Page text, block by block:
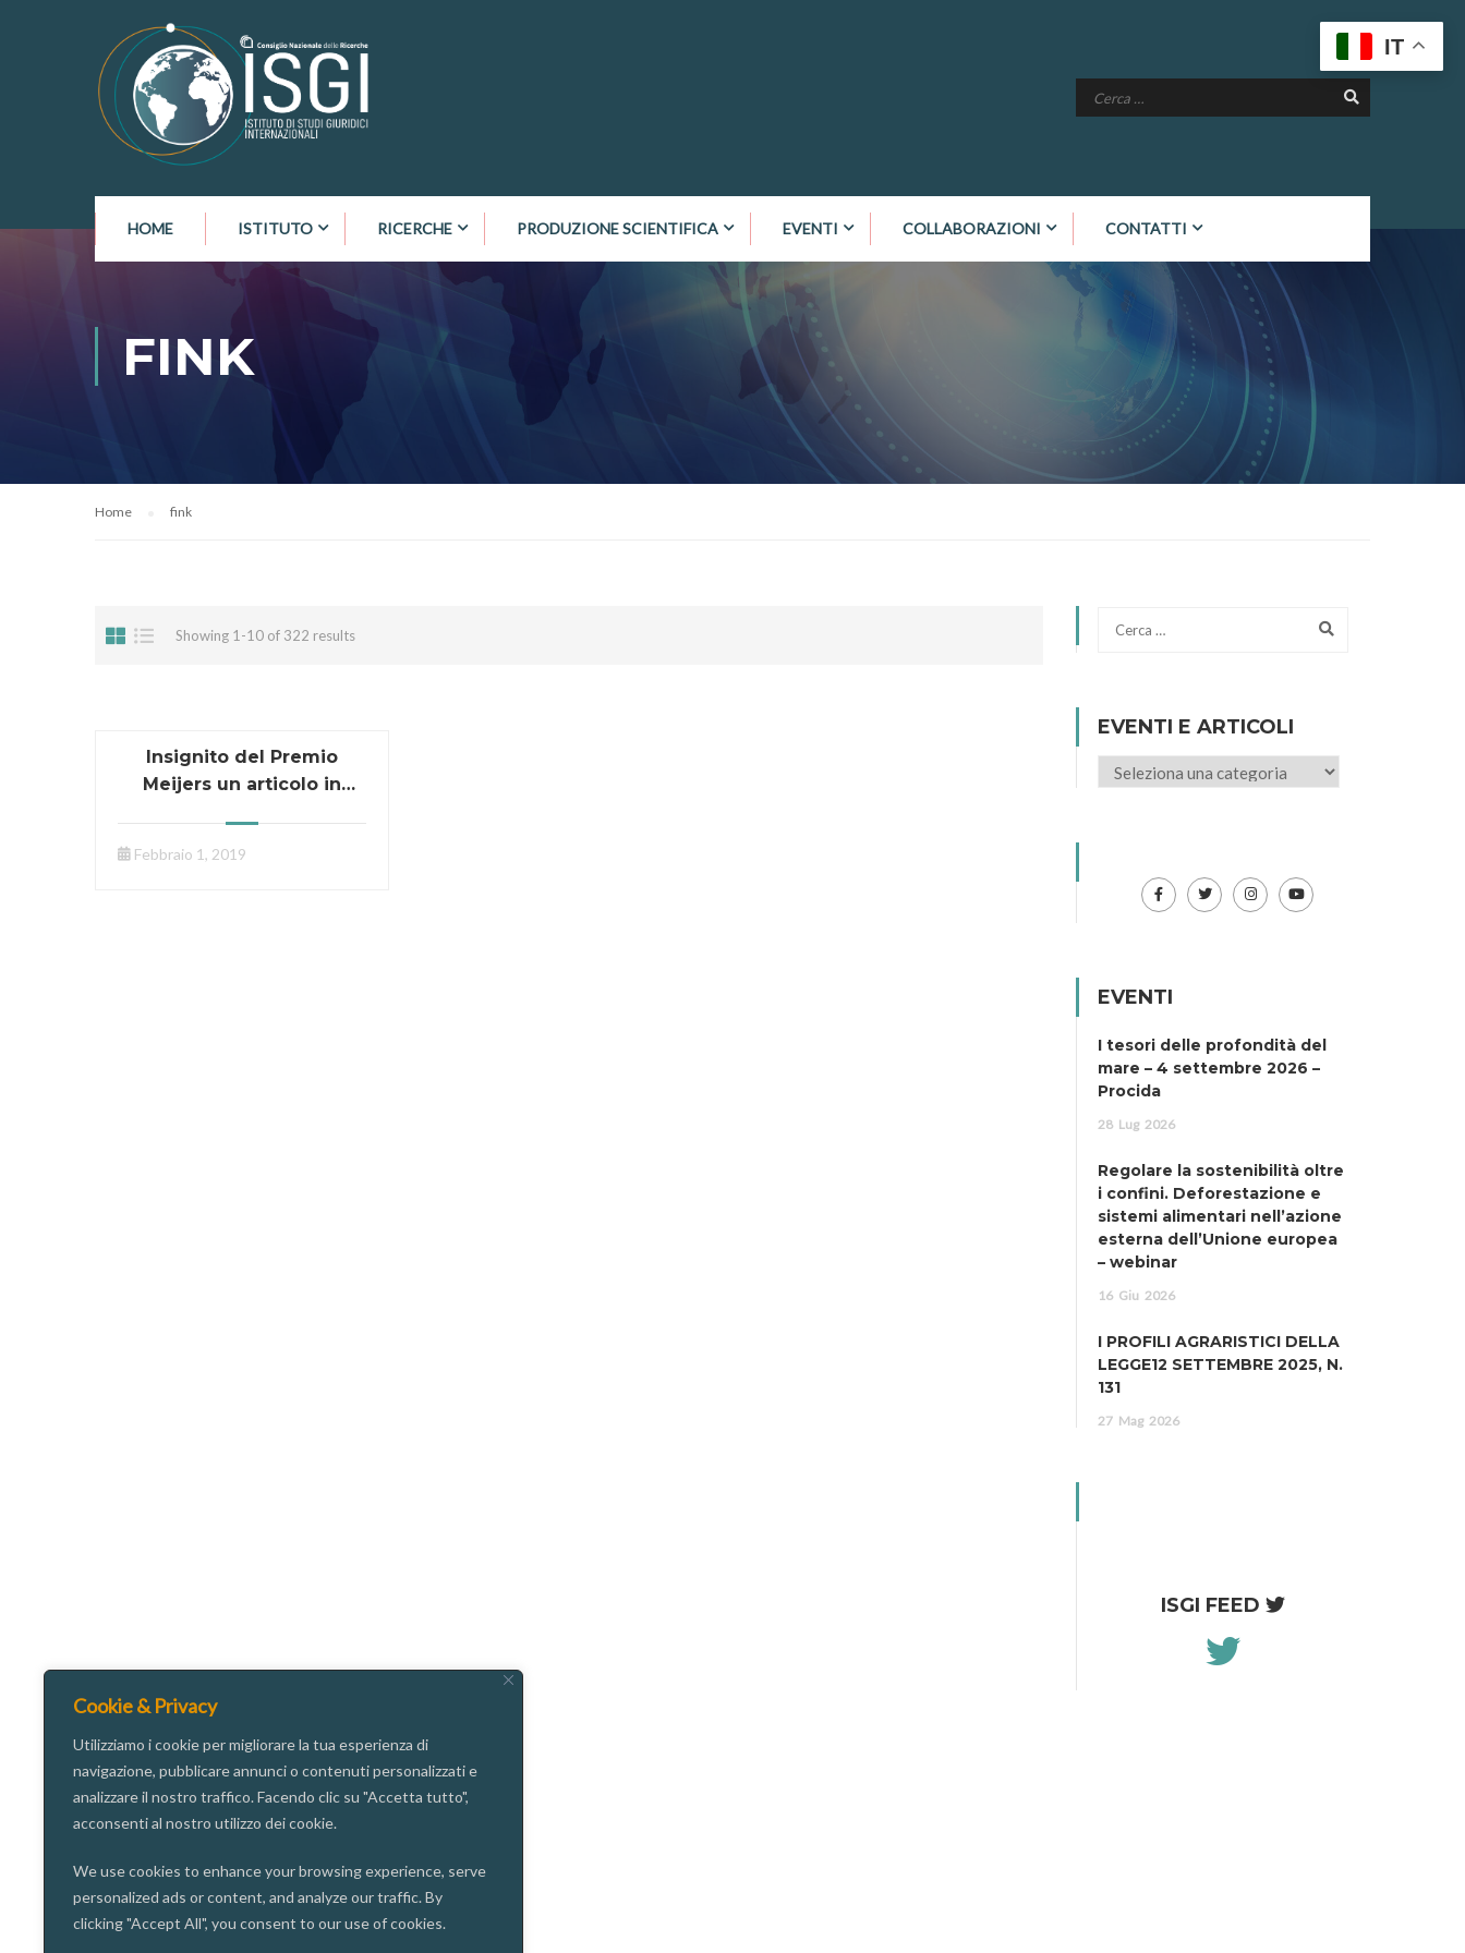
Cookie & Privacy
Utilizziamo i cookie per migliorare la tua esperienza di
navigazione, pubblicare annunci o contenuti personalizzati e
analizzare il nostro traffico. Facendo clic su "Accetta tutto",
acconsenti al nostro utilizzo dei cookie.
We use cookies to enhance your browsing experience, serve
personalized ads or content, and analyze our traffic. By
clicking "Accept All", you consent to our use of cookies.
HOME ISTITUTO RICERCHE PRODUZIONE SCIENTIFICA EVENTI COLLABORAZIONI CONTATTI
FINK
Home fink
Showing 1-10 of 322 results
Insignito del Premio
Meijers un articolo in
Febbraio 1, 2019
EVENTI E ARTICOLI
EVENTI
I tesori delle profondità del
mare – 4 settembre 2026 –
Procida
28 Lug 2026
Regolare la sostenibilità oltre
i confini. Deforestazione e
sistemi alimentari nell’azione
esterna dell’Unione europea
– webinar
16 Giu 2026
I PROFILI AGRARISTICI DELLA
LEGGE12 SETTEMBRE 2025, N.
131
27 Mag 2026
ISGI FEED
IT